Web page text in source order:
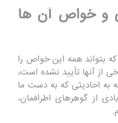
و خواص آن ها
بتواند همه این خواص را
از آنها تأیید نشده است،
به احادیثی که به دست ما
از گوهر‌های اطرافمان،